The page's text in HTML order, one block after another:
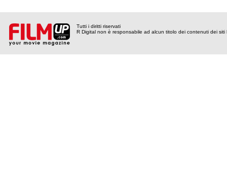
Tutti i diritti riservati
R Digital non è responsabile ad alcun titolo dei contenuti dei siti